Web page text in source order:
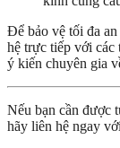
Để bảo vệ tối đa
hệ trực tiếp với các
ý kiến chuyên gia
Nếu bạn cần được
hãy liên hệ ngay